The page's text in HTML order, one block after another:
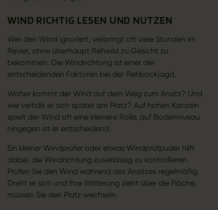
WIND RICHTIG LESEN UND NUTZEN
Wer den Wind ignoriert, verbringt oft viele Stunden im
Revier, ohne überhaupt Rehwild zu Gesicht zu
bekommen. Die Windrichtung ist einer der
entscheidenden Faktoren bei der Rehbockjagd.
Woher kommt der Wind auf dem Weg zum Ansitz? Und
wie verhält er sich später am Platz? Auf hohen Kanzeln
spielt der Wind oft eine kleinere Rolle, auf Bodenniveau
hingegen ist er entscheidend.
Ein kleiner Windprüfer oder etwas Windprüfpuder hilft
dabei, die Windrichtung zuverlässig zu kontrollieren.
Prüfen Sie den Wind während des Ansitzes regelmäßig.
Dreht er sich und Ihre Witterung zieht über die Fläche,
müssen Sie den Platz wechseln.